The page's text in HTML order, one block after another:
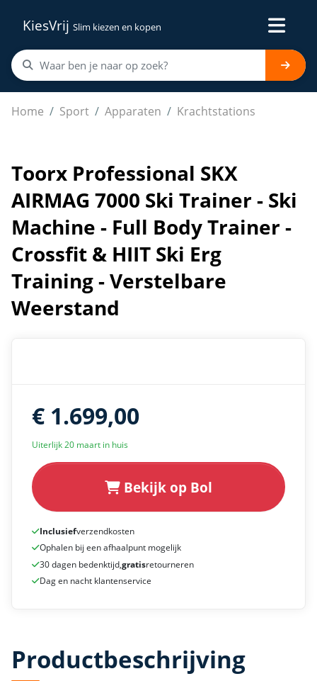
KiesVrij Slim kiezen en kopen
Home Sport Apparaten Krachtstations
Toorx Professional SKX AIRMAG 7000 Ski Trainer - Ski
Toorx Professional SKX
AIRMAG 7000 Ski Trainer - Ski
Machine - Full Body Trainer -
Crossfit & HIIT Ski Erg
Training - Verstelbare
Weerstand
€ 1.699,00
Uiterlijk 20 maart in huis
Bekijk op Bol
Inclusiefverzendkosten
Ophalen bij een afhaalpunt mogelijk
30 dagen bedenktijd,gratisretourneren
Dag en nacht klantenservice
Productbeschrijving